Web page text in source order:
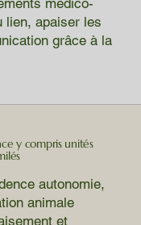
lien, apaiser les
grâce à la
y compris unités
autonomie,
animale
et